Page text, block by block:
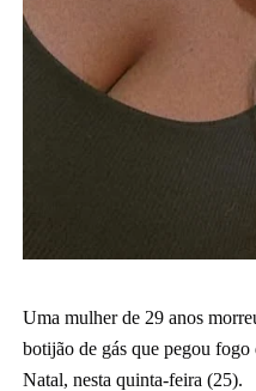
Uma mulher de 29 anos
botijão de gás que pegou
Natal, nesta quinta-feira (25).